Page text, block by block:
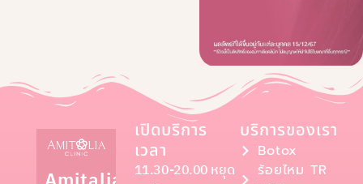
เปิดบริการ
เวลา
11.30-20.00 หยุด
บริการของเรา
Botox
ร้อยไหม TR